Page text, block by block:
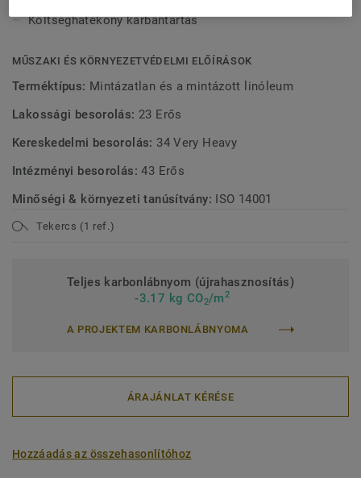
Költséghatékony karbantartás
MŰSZAKI ÉS KÖRNYEZETVÉDELMI ELŐÍRÁSOK
Terméktípus: Mintázatlan és a mintázott linóleum
Lakossági besorolás: 23 Erős
Kereskedelmi besorolás: 34 Very Heavy
Intézményi besorolás:43 Erős
Minőségi & környezeti tanúsítvány: ISO 14001
Tekercs (1 ref.)
Teljes karbonlábnyom (újrahasznosítás)
-3.17 kg CO2/m2
A PROJEKTEM KARBONLÁBNYOMA
ÁRAJÁNLAT KÉRÉSE
Hozzáadás az összehasonlítóhoz